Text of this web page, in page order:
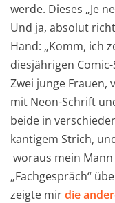
werde. Dieses „Je
Und ja, absolut
Hand: „Komm, ich
diesjährigen
Zwei junge Frauen,
mit Neon-Schrift
beide in
kantigem Strich,
woraus mein
„Fachgespräch“
zeigte mirdie